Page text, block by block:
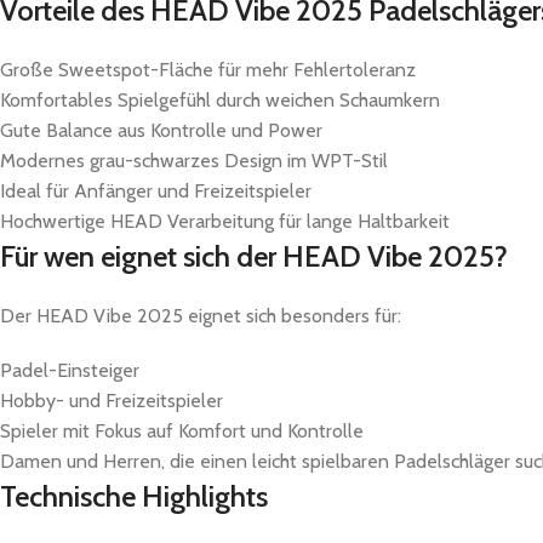
Vorteile des HEAD Vibe 2025
Große Sweetspot-Fläche für mehr Fehlertoleranz
Komfortables Spielgefühl durch weichen Schaumkern
Gute Balance aus Kontrolle und Power
Modernes grau-schwarzes Design im WPT-Stil
Ideal für Anfänger und Freizeitspieler
Hochwertige HEAD Verarbeitung für lange Haltbarkeit
Für wen eignet sich der HEAD Vibe 2025?
Der HEAD Vibe 2025 eignet sich besonders für:
Padel-Einsteiger
Hobby- und Freizeitspieler
Spieler mit Fokus auf Komfort und Kontrolle
Damen und Herren, die einen leicht spielbaren Padelschläger
Technische Highlights